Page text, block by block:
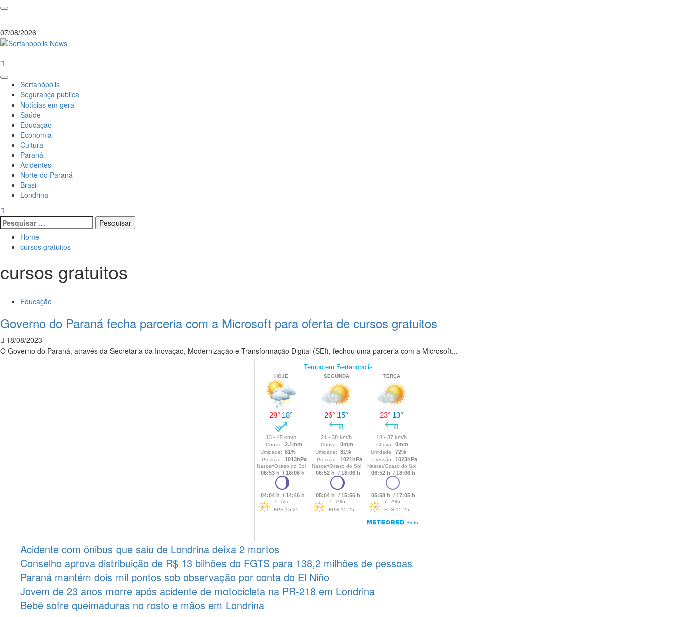
07/08/2026
Sertanópolis
Segurança pública
Notícias em geral
Saúde
Educação
Economia
Cultura
Paraná
Acidentes
Norte do Paraná
Brasil
Londrina
Home
cursos gratuitos
cursos gratuitos
Educação
Governo do Paraná fecha parceria com a Microsoft para oferta de cursos gratuitos
18/08/2023
O Governo do Paraná, através da Secretaria da Inovação, Modernização e Transformação Digital (SEI), fechou uma parceria com a Microsoft...
Acidente com ônibus que saiu de Londrina deixa 2 mortos
Conselho aprova distribuição de R$ 13 bilhões do FGTS para 138,2 milhões de pessoas
Paraná mantém dois mil pontos sob observação por conta do El Niño
Jovem de 23 anos morre após acidente de motocicleta na PR-218 em Londrina
Bebê sofre queimaduras no rosto e mãos em Londrina